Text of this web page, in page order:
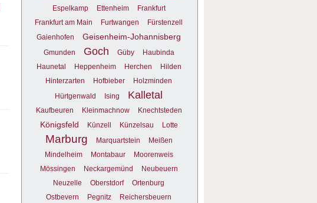
Espelkamp
Ettenheim
Frankfurt
Frankfurt am Main
Furtwangen
Fürstenzell
Gaienhofen
Geisenheim-Johannisberg
Gmunden Goch Güby
Haubinda
Haunetal
Heppenheim Herchen
Hilden
Hinterzarten
Hofbieber
Holzminden
Hürtgenwald
Ising Kalletal
Kaufbeuren Kleinmachnow Knechtsteden
Königsfeld Künzell Künzelsau Lotte
Marburg Marquartstein
Meißen
Mindelheim
Montabaur
Moorenweis
Mössingen
Neckargemünd
Neubeuern
Neuzelle
Oberstdorf
Ortenburg
Ostbevern
Pegnitz
Reichersbeuern